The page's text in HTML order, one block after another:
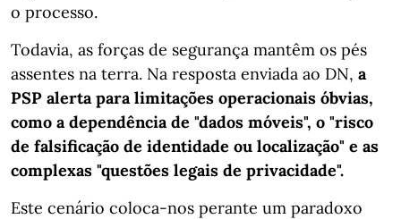
o processo.
Todavia, as forças de segurança mantêm os pés
assentes na terra. Na resposta enviada ao DN, a
PSP alerta para limitações operacionais óbvias,
como a dependência de "dados móveis", o "risco
de falsificação de identidade ou localização" e as
complexas "questões legais de privacidade".
Este cenário coloca-nos perante um paradoxo